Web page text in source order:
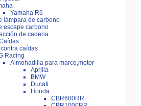
Yamaha R6
lámpara de carbono
escape carbono
de cadena
caídas
Racing
Almohadilla para marco,motor
Aprilia
BMW
Ducati
Honda
CBR600RR